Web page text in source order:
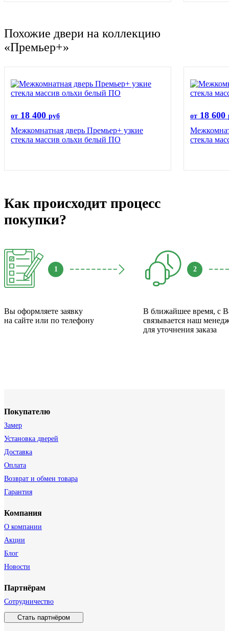
Похожие двери на коллекцию
«Премьер+»
от 18 400 руб
Межкомнатная дверь Премьер+ узкие
стекла массив ольхи белый ПО
от 18 600
стекла
Как происходит процесс
покупки?
1
Вы оформляете заявку
на сайте или по телефону
2
В ближайшее время, с
связывается наш
для уточнения заказа
Покупателю
Замер
Установка дверей
Доставка
Оплата
Возврат и обмен товара
Гарантия
Компания
О компании
Акции
Блог
Новости
Партнёрам
Сотрудничество
Стать партнёром